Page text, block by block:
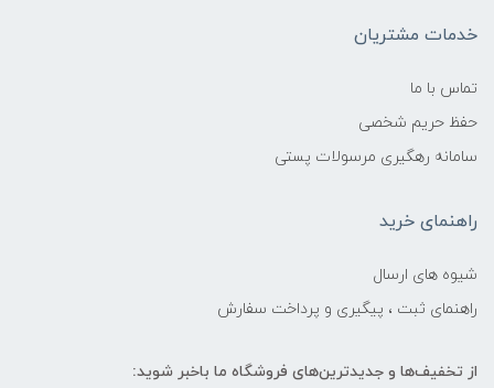
خدمات مشتریان
تماس با ما
حفظ حریم شخصی
سامانه رهگیری مرسولات پستی
راهنمای خرید
شیوه های ارسال
راهنمای ثبت ، پیگیری و پرداخت سفارش
از تخفیف‌ها و جدیدترین‌های فروشگاه ما باخبر شوید: